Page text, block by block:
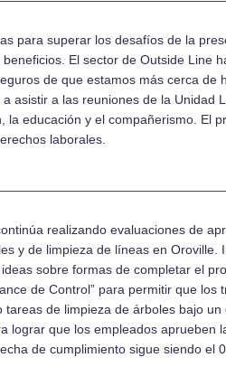
para superar los desafíos de la
El sector de Outside Line
de que estamos más cerca de
asistir a las reuniones de la Unidad
la educación y el compañerismo. El
laborales.
realizando evaluaciones de
y de limpieza de líneas en Oroville.
sobre formas de completar el
de Control” para permitir que los
de limpieza de árboles bajo
lograr que los empleados aprueben
de cumplimiento sigue siendo el